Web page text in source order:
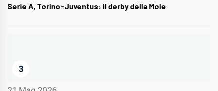
Serie A, Torino-Juventus: il derby della Mole
3